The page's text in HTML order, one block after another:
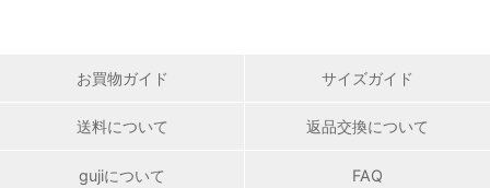
お買物ガイド サイズガイド
送料について 返品交換について
gujiについて FAQ